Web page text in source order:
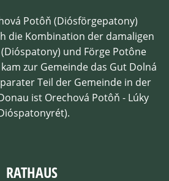
Potôň (Diósförgepatony)
die Kombination der damaligen
und Förge Potône
zur Gemeinde das Gut Dolná
Teil der Gemeinde in der
ist Orechová Potôň - Lúky
RATHAUS